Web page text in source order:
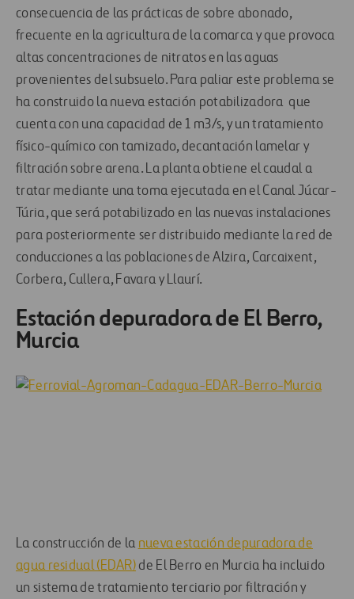
consecuencia de las prácticas de sobre abonado,
frecuente en la agricultura de la comarca y que provoca
altas concentraciones de nitratos en las aguas
provenientes del subsuelo. Para paliar este problema se
ha construido la nueva estación potabilizadora que
cuenta con una capacidad de 1 m3/s, y un tratamiento
físico-químico con tamizado, decantación lamelar y
filtración sobre arena. La planta obtiene el caudal a
tratar mediante una toma ejecutada en el Canal Júcar-
Túria, que será potabilizado en las nuevas instalaciones
para posteriormente ser distribuido mediante la red de
conducciones a las poblaciones de Alzira, Carcaixent,
Corbera, Cullera, Favara y Llaurí.
Estación depuradora de El Berro,
Murcia
La construcción de la nueva estación depuradora de
agua residual (EDAR) de El Berro en Murcia ha incluido
un sistema de tratamiento terciario por filtración y